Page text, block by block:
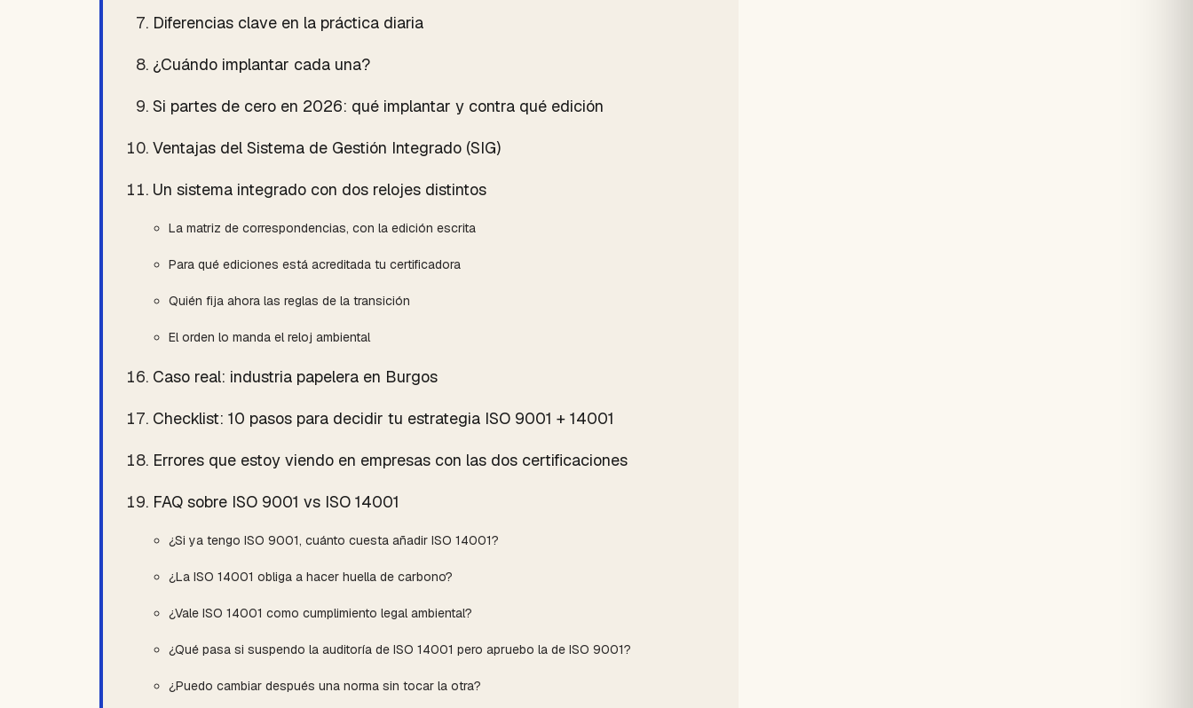
Diferencias clave en la práctica diaria
¿Cuándo implantar cada una?
Si partes de cero en 2026: qué implantar y contra qué edición
Ventajas del Sistema de Gestión Integrado (SIG)
Un sistema integrado con dos relojes distintos
La matriz de correspondencias, con la edición escrita
Para qué ediciones está acreditada tu certificadora
Quién fija ahora las reglas de la transición
El orden lo manda el reloj ambiental
Caso real: industria papelera en Burgos
Checklist: 10 pasos para decidir tu estrategia ISO 9001 + 14001
Errores que estoy viendo en empresas con las dos certificaciones
FAQ sobre ISO 9001 vs ISO 14001
¿Si ya tengo ISO 9001, cuánto cuesta añadir ISO 14001?
¿La ISO 14001 obliga a hacer huella de carbono?
¿Vale ISO 14001 como cumplimiento legal ambiental?
¿Qué pasa si suspendo la auditoría de ISO 14001 pero apruebo la de ISO 9001?
¿Puedo cambiar después una norma sin tocar la otra?